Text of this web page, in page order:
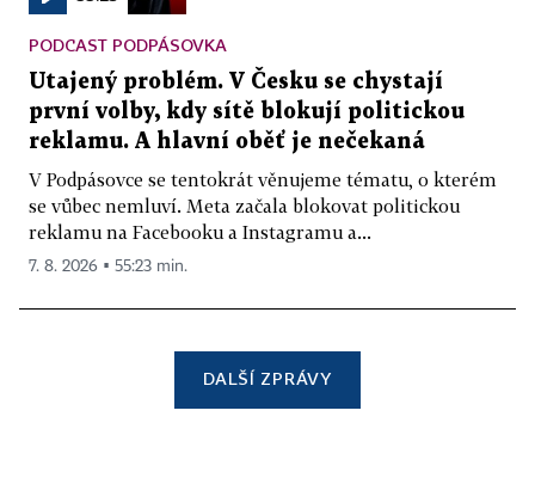
PODCAST PODPÁSOVKA
Utajený problém. V Česku se chystají
první volby, kdy sítě blokují politickou
reklamu. A hlavní oběť je nečekaná
V Podpásovce se tentokrát věnujeme tématu, o kterém
se vůbec nemluví. Meta začala blokovat politickou
reklamu na Facebooku a Instagramu a...
7. 8. 2026 ▪ 55:23 min.
DALŠÍ ZPRÁVY